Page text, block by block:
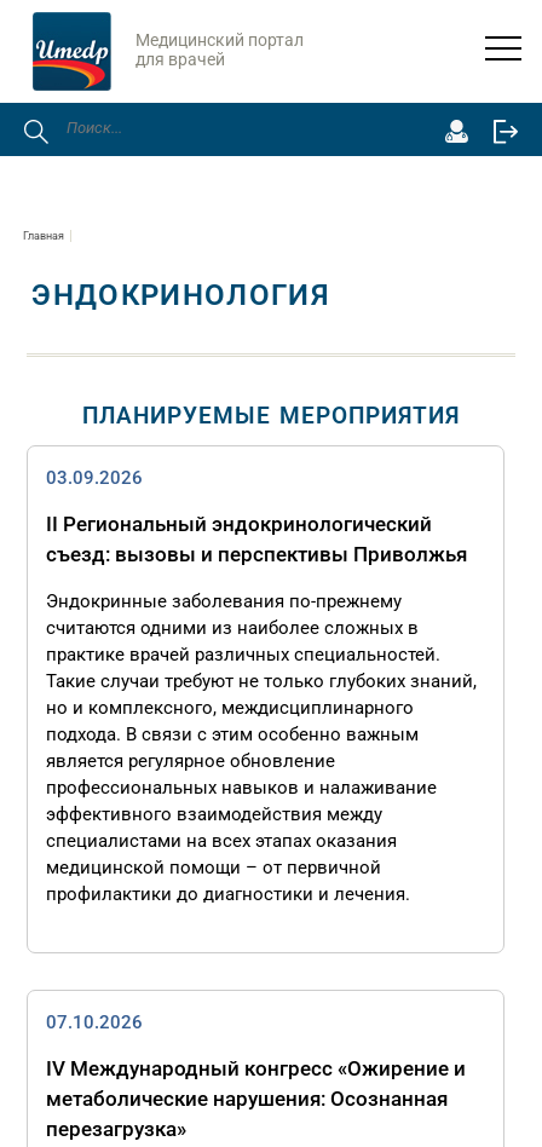
Медицинский портал
для врачей
Главная
ЭНДОКРИНОЛОГИЯ
ПЛАНИРУЕМЫЕ МЕРОПРИЯТИЯ
03.09.2026
II Региональный эндокринологический
съезд: вызовы и перспективы Приволжья
Эндокринные заболевания по-прежнему
считаются одними из наиболее сложных в
практике врачей различных специальностей.
Такие случаи требуют не только глубоких знаний,
но и комплексного, междисциплинарного
подхода. В связи с этим особенно важным
является регулярное обновление
профессиональных навыков и налаживание
эффективного взаимодействия между
специалистами на всех этапах оказания
медицинской помощи – от первичной
профилактики до диагностики и лечения.
07.10.2026
IV Международный конгресс «Ожирение и
метаболические нарушения: Осознанная
перезагрузка»